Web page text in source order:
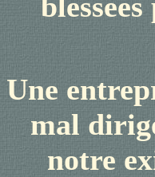
Une
mal
notre